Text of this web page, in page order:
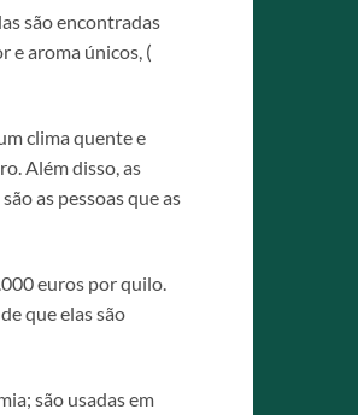
são encontradas
e aroma únicos, (
clima quente e
Além disso, as
as pessoas que as
euros por quilo.
que elas são
são usadas em